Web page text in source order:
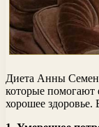
Диета Анны
которые помогают
хорошее